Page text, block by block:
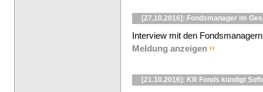
[27.10.2016]: Fondsmanager im
Interview mit den
Meldung anzeigen
[21.10.2016]: KR Fonds kündigt